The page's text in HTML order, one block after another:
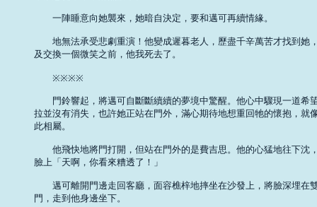
一陣睡意向她襲來，她暗自決定，要和邁可再續情緣。
地無法承受悲劇重演！他變成遲暮老人，歷盡千辛萬苦才找到她
及交換一個微笑之前，他我死去了。
※※※※
門鈴響起，將邁可自斷斷續續的夢境中驚醒。他心中驟現一道希
拉並沒有消失，也許她正站在門外，滿心期待地想重回牠的懷抱，
此相屬。
他飛快地將門打開，但站在門外的是費吉思。他的心猛地往下沈
臉上「天啊，你看來糟透了！」
邁可離開門邊走回客廳，面容樵梓地摔坐在沙發上，將臉深埋在
門，走到他身邊坐下。